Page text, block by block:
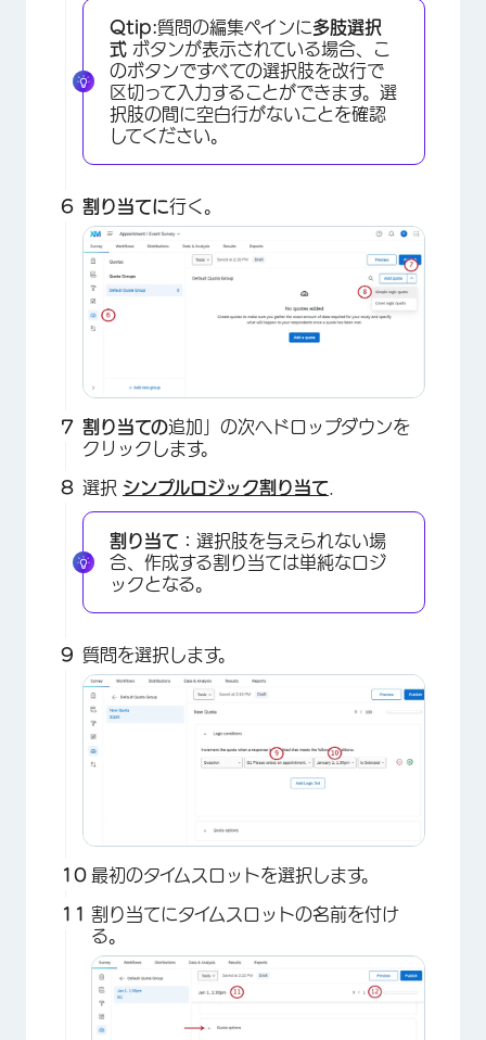
×
Qtip:質問の編集ペインに多肢選択
式 ボタンが表示されている場合、こ
のボタンですべての選択肢を改行で
区切って入力することができます。選
択肢の間に空白行がないことを確認
してください。
割り当てに行く。
割り当ての追加」の次へドロップダウンを
クリックします。
選択 シンプルロジック割り当て
割り当て： 選択肢を与えられない場
合、作成する割り当ては単純なロジ
ックとなる。
質問を選択します。
最初のタイムスロットを選択します。
割り当てにタイムスロットの名前を付け
る。